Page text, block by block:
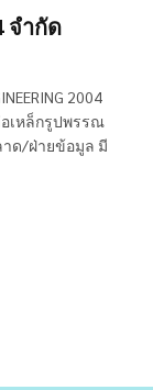
จำกัด
2004
เหล็กรูปพรรณ
ด/ฝ่ายข้อมูล มี